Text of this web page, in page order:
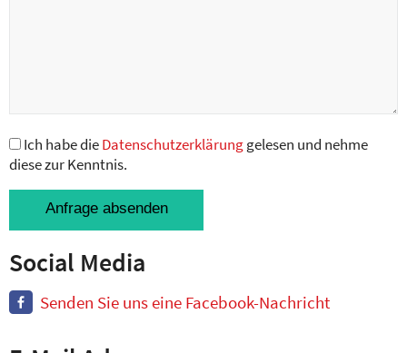
Ich habe dieDatenschutzerklärunggelesen und nehme
diese zur Kenntnis.
Anfrage absenden
Social Media
Senden Sie uns eine Facebook-Nachricht